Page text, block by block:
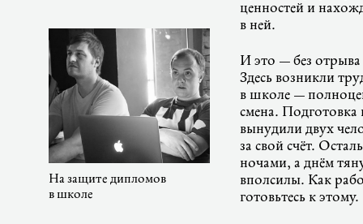
На защите дипломов
в школе
ценностей и
в ней.
И это — без отрыва
Здесь возникли
в школе —
смена. Подготовка
вынудили двух
за свой счёт.
ночами, а днём
вполсилы. Как
готовьтесь к этому.